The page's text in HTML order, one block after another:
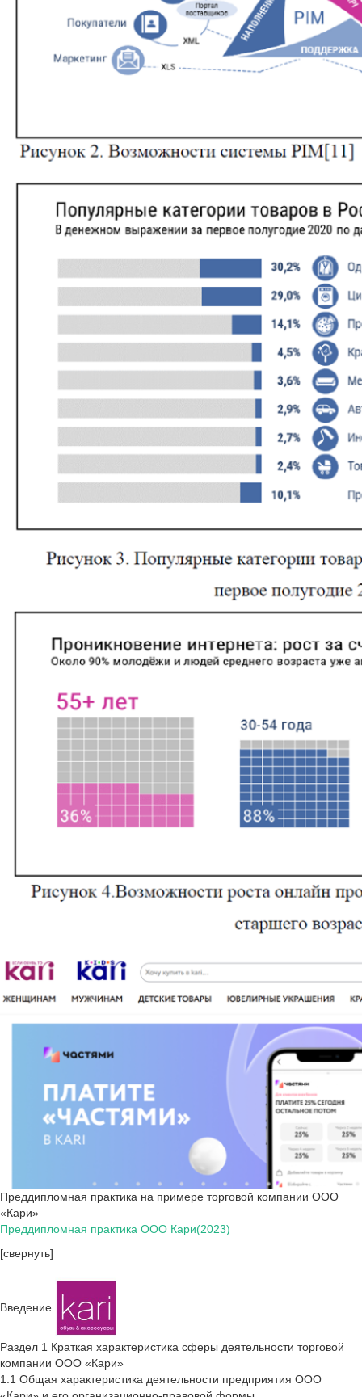
Преддипломная практика на примере торговой компании ООО
«Кари»
Преддипломная практика ООО Кари(2023)
[свернуть]
Введение
Раздел 1 Краткая характеристика сферы деятельности торговой
компании ООО «Кари»
1.1 Общая характеристика деятельности предприятия ООО